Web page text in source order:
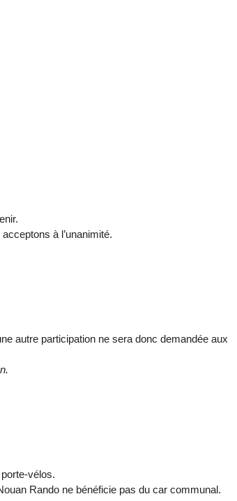
à l’unanimité.
autre participation ne sera donc demandée aux
vélos.
Rando ne bénéficie pas du car communal.